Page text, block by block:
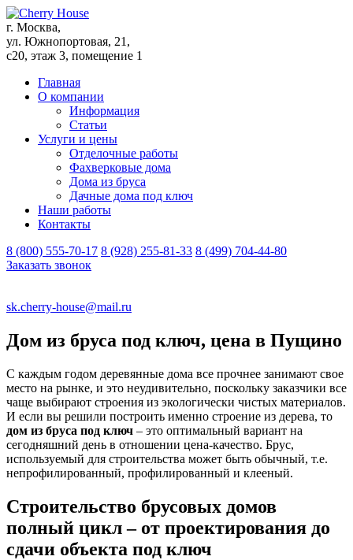
г. Москва,
ул. Южнопортовая, 21,
с20, этаж 3, помещение 1
Главная
О компании
Информация
Статьи
Услуги и цены
Отделочные работы
Фахверковые дома
Дома из бруса
Дачные дома под ключ
Наши работы
Контакты
8 (800) 555-70-17 8 (928) 255-81-33 8 (499) 704-44-80
Заказать звонок
sk.cherry-house@mail.ru
Дом из бруса под ключ, цена в Пущино
С каждым годом деревянные дома все прочнее занимают свое
место на рынке, и это неудивительно, поскольку заказчики все
чаще выбирают строения из экологически чистых материалов.
И если вы решили построить именно строение из дерева, то
дом из бруса под ключ – это оптимальный вариант на
сегодняшний день в отношении цена-качество. Брус,
используемый для строительства может быть обычный, т.е.
непрофилированный, профилированный и клееный.
Строительство брусовых домов
полный цикл – от проектирования до
сдачи объекта под ключ